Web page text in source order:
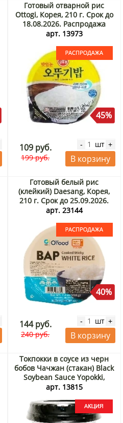
Готовый отварной рис
Ottogi, Корея, 210 г. Срок до
18.08.2026. Распродажа
арт. 13973
45%
109 руб.
199 руб.
- шт +
В корзину
Готовый белый рис
(клейкий) Daesang, Корея,
210 г. Срок до 25.09.2026.
Распродажа
арт. 23144
40%
144 руб.
240 руб.
- шт +
В корзину
Токпокки в соусе из черн
бобов Чачжан (стакан) Black
Soybean Sauce Yopokki,
Корея, 120 г Акция
арт. 13815